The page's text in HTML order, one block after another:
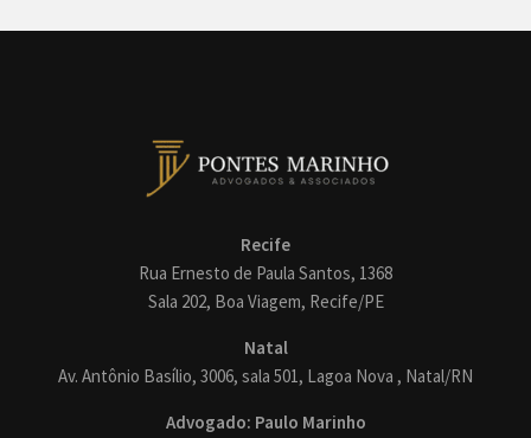
Recife
Rua Ernesto de Paula Santos, 1368
Sala 202, Boa Viagem, Recife/PE
Natal
Av. Antônio Basílio, 3006, sala 501, Lagoa Nova , Natal/RN
Advogado: Paulo Marinho